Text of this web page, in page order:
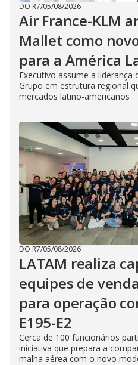
DO R7/05/08/2026
Air France-KLM
Mallet como
para a América
Executivo assume a
Grupo em estrutura regional
mercados latino-americanos
DO R7/05/08/2026
LATAM realiza
equipes de
para operação
E195-E2
Cerca de 100 funcionários
iniciativa que prepara a
malha aérea com o novo